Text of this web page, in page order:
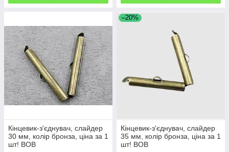
Кінцевик-з'єднувач, слайдер
30 мм, колір бронза, ціна за 1
шт! ВОВ
–20%
Кінцевик-з'єднувач, слайдер
35 мм, колір бронза, ціна за 1
шт! ВОВ